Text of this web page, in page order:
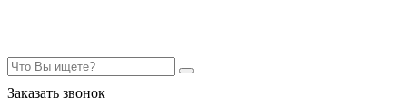
Заказать звонок